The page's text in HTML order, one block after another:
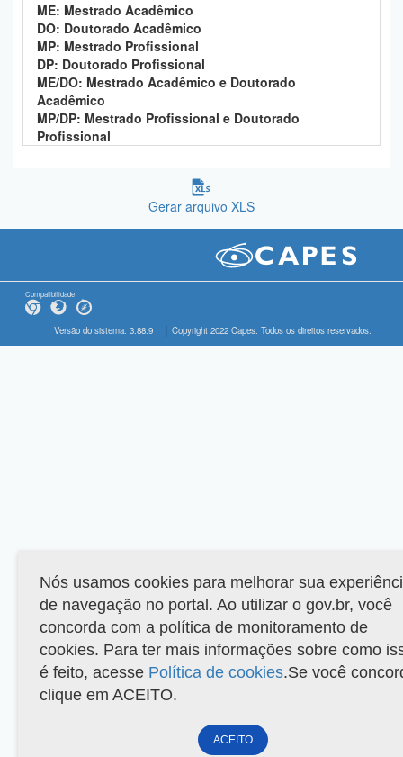
ME: Mestrado Acadêmico
DO: Doutorado Acadêmico
MP: Mestrado Profissional
DP: Doutorado Profissional
ME/DO: Mestrado Acadêmico e Doutorado
Acadêmico
MP/DP: Mestrado Profissional e Doutorado
Profissional
Gerar arquivo XLS
Compatibilidade
Versão do sistema: 3.88.9 Copyright 2022 Capes. Todos os direitos reservados.
Nós usamos cookies para melhorar sua
de navegação no portal. Ao utilizar o gov.br, você
concorda com a política de monitoramento de
cookies. Para ter mais informações sobre como
é feito, acesse Política de cookies.Se você
clique em ACEITO.
ACEITO